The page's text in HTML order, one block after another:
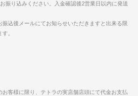
振り込みください。入金確認後2営業日以内に発送
込後メールにてお知らせいただきますと出来る限
。
客様に限り、テトラの実店舗店頭にて代金お支払